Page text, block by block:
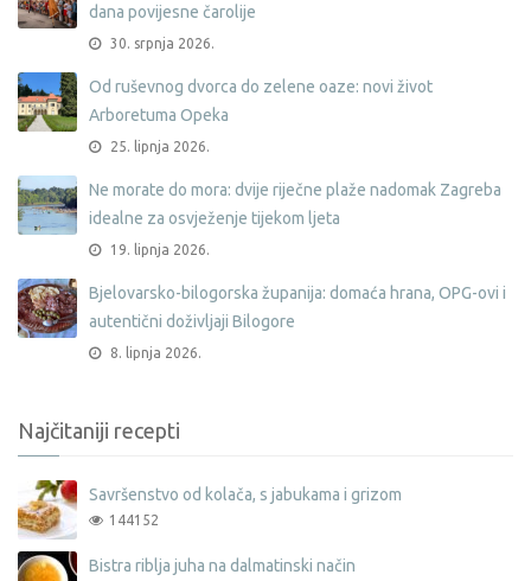
dana povijesne čarolije
30. srpnja 2026.
Od ruševnog dvorca do zelene oaze: novi život
Arboretuma Opeka
25. lipnja 2026.
Ne morate do mora: dvije riječne plaže nadomak Zagreba
idealne za osvježenje tijekom ljeta
19. lipnja 2026.
Bjelovarsko-bilogorska županija: domaća hrana, OPG-ovi i
autentični doživljaji Bilogore
8. lipnja 2026.
Najčitaniji recepti
Savršenstvo od kolača, s jabukama i grizom
144152
Bistra riblja juha na dalmatinski način